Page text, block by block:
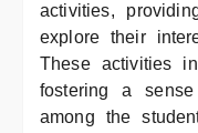
activities,
explore their
These activities
fostering a
among the